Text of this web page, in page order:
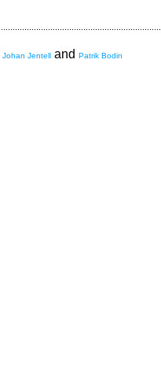
Johan Jentell and Patrik Bodin